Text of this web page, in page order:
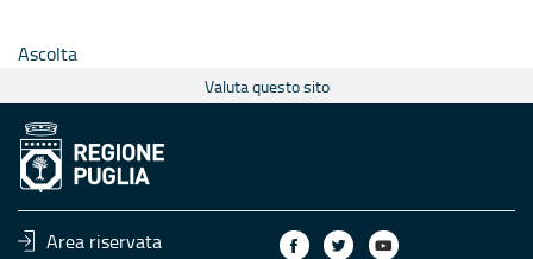
Ascolta
Valuta questo sito
Area riservata